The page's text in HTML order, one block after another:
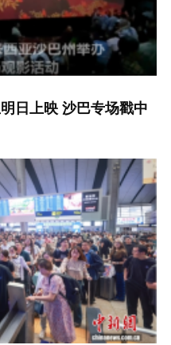
日上映 沙巴专场戳中